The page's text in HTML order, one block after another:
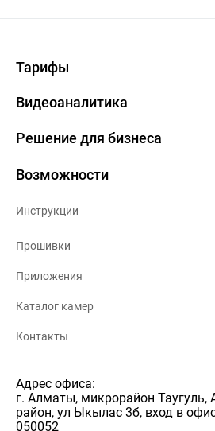
Тарифы
Видеоаналитика
Решение для бизнеса
Возможности
Инструкции
Прошивки
Приложения
Каталог камер
Контакты
Адрес офиса:
г. Алматы, микрорайон Таугуль,
район, ул Ыкылас 3б, вход в
050052